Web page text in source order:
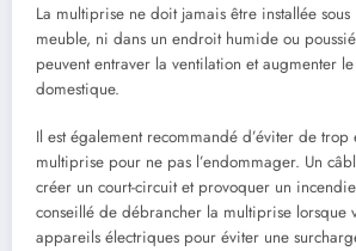
La multiprise ne doit jamais être installée sous
meuble, ni dans un endroit humide ou
peuvent entraver la ventilation et augmenter
domestique.
Il est également recommandé d’éviter de
multiprise pour ne pas l’endommager. Un
créer un court-circuit et provoquer un
conseillé de débrancher la multiprise lorsque
appareils électriques pour éviter une